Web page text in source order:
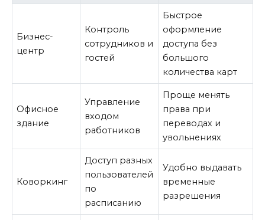
Бизнес-
центр
Контроль
сотрудников и
гостей
Быстрое
оформление
доступа без
большого
количества карт
Офисное
здание
Управление
входом
работников
Проще менять
права при
переводах и
увольнениях
Коворкинг
Доступ разных
пользователей
по
расписанию
Удобно выдавать
временные
разрешения